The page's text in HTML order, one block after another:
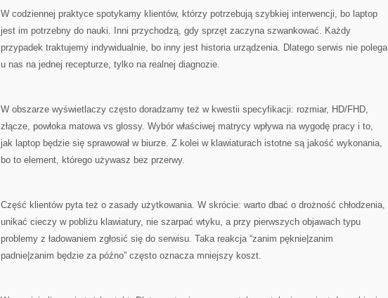
W codziennej praktyce spotykamy klientów, którzy potrzebują szybkiej interwencji, bo laptop
jest im potrzebny do nauki. Inni przychodzą, gdy sprzęt zaczyna szwankować. Każdy
przypadek traktujemy indywidualnie, bo inny jest historia urządzenia. Dlatego serwis nie polega
u nas na jednej recepturze, tylko na realnej diagnozie.
W obszarze wyświetlaczy często doradzamy też w kwestii specyfikacji: rozmiar, HD/FHD,
złącze, powłoka matowa vs glossy. Wybór właściwej matrycy wpływa na wygodę pracy i to,
jak laptop będzie się sprawował w biurze. Z kolei w klawiaturach istotne są jakość wykonania,
bo to element, którego używasz bez przerwy.
Część klientów pyta też o zasady użytkowania. W skrócie: warto dbać o drożność chłodzenia,
unikać cieczy w pobliżu klawiatury, nie szarpać wtyku, a przy pierwszych objawach typu
problemy z ładowaniem zgłosić się do serwisu. Taka reakcja “zanim pęknie|zanim
padnie|zanim będzie za późno” często oznacza mniejszy koszt.